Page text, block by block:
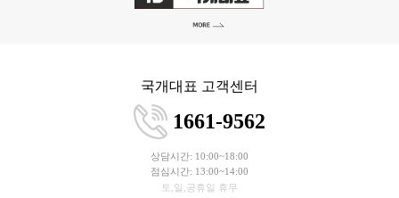
국개대표 고객센터
1661-9562
상담시간: 10:00~18:00
점심시간: 13:00~14:00
토,일,공휴일 휴무